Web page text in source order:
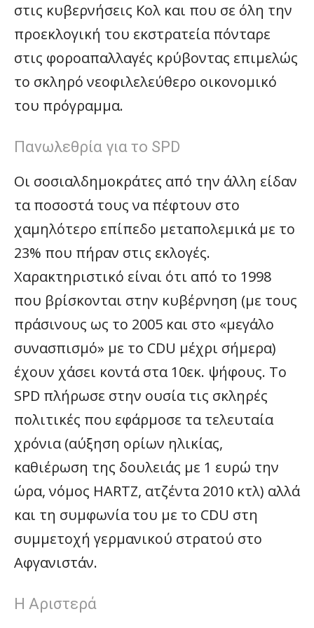
στις κυβερνήσεις Κολ και που σε όλη την
προεκλογική του εκστρατεία πόνταρε
στις φοροαπαλλαγές κρύβοντας επιμελώς
το σκληρό νεοφιλελεύθερο οικονομικό
του πρόγραμμα.
Πανωλεθρία για το SPD
Οι σοσιαλδημοκράτες από την άλλη είδαν
τα ποσοστά τους να πέφτουν στο
χαμηλότερο επίπεδο μεταπολεμικά με το
23% που πήραν στις εκλογές.
Χαρακτηριστικό είναι ότι από το 1998
που βρίσκονται στην κυβέρνηση (με τους
πράσινους ως το 2005 και στο «μεγάλο
συνασπισμό» με το CDU μέχρι σήμερα)
έχουν χάσει κοντά στα 10εκ. ψήφους. Το
SPD πλήρωσε στην ουσία τις σκληρές
πολιτικές που εφάρμοσε τα τελευταία
χρόνια (αύξηση ορίων ηλικίας,
καθιέρωση της δουλειάς με 1 ευρώ την
ώρα, νόμος HARTZ, ατζέντα 2010 κτλ) αλλά
και τη συμφωνία του με το CDU στη
συμμετοχή γερμανικού στρατού στο
Αφγανιστάν.
Η Αριστερά